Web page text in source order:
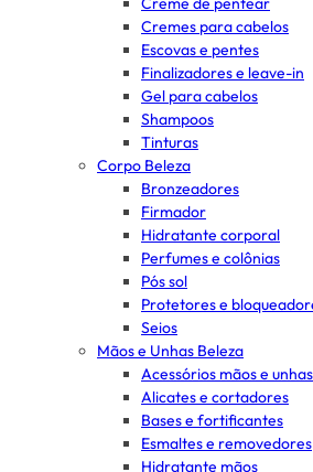
Cremes para cabelos
Escovas e pentes
Finalizadores e leave-in
Gel para cabelos
Shampoos
Tinturas
Corpo Beleza
Bronzeadores
Firmador
Hidratante corporal
Perfumes e colônias
Pós sol
Protetores e
Seios
Mãos e Unhas Beleza
Acessórios mãos e unhas
Alicates e cortadores
Bases e fortificantes
Esmaltes e removedores
Hidratante mãos